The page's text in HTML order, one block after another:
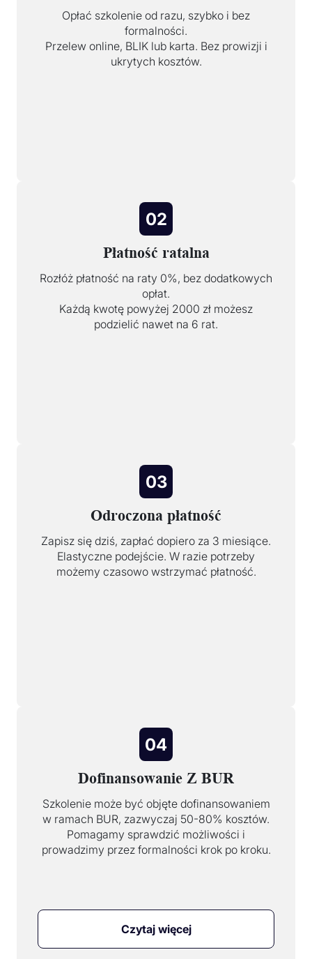
Opłać szkolenie od razu, szybko i bez
formalności.
Przelew online, BLIK lub karta. Bez prowizji i
ukrytych kosztów.
02
Płatność ratalna
Rozłóż płatność na raty 0%, bez dodatkowych
opłat.
Każdą kwotę powyżej 2000 zł możesz
podzielić nawet na 6 rat.
03
Odroczona płatność
Zapisz się dziś, zapłać dopiero za 3 miesiące.
Elastyczne podejście. W razie potrzeby
możemy czasowo wstrzymać płatność.
04
Dofinansowanie Z BUR
Szkolenie może być objęte dofinansowaniem
w ramach BUR, zazwyczaj 50-80% kosztów.
Pomagamy sprawdzić możliwości i
prowadzimy przez formalności krok po kroku.
Czytaj więcej